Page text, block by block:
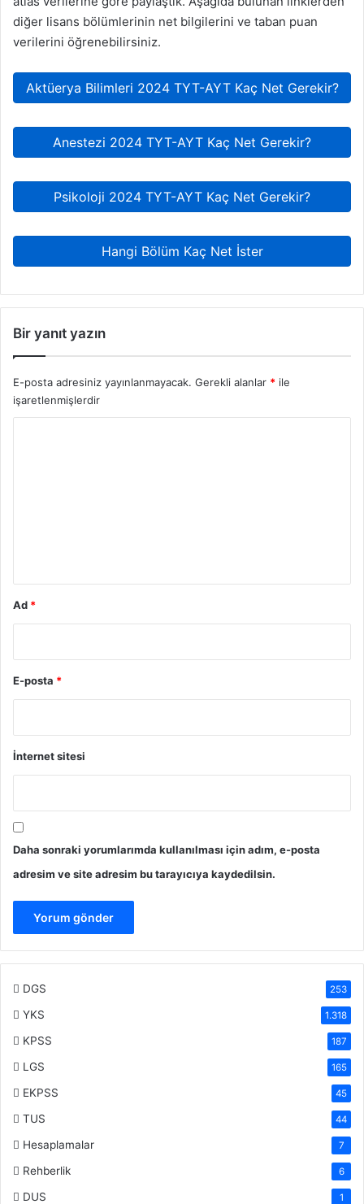
diğer lisans bölümlerinin net bilgilerini ve taban puan
verilerini öğrenebilirsiniz.
Aktüerya Bilimleri 2024 TYT-AYT Kaç Net Gerekir?
Anestezi 2024 TYT-AYT Kaç Net Gerekir?
Psikoloji 2024 TYT-AYT Kaç Net Gerekir?
Hangi Bölüm Kaç Net İster
Bir yanıt yazın
E-posta adresiniz yayınlanmayacak. Gerekli alanlar * ile
işaretlenmişlerdir
Ad *
E-posta *
İnternet sitesi
Daha sonraki yorumlarımda kullanılması için adım, e-posta
adresim ve site adresim bu tarayıcıya kaydedilsin.
DGS 253
YKS 1.318
KPSS 187
LGS 165
EKPSS 45
TUS 44
Hesaplamalar 7
Rehberlik 6
DUS 1